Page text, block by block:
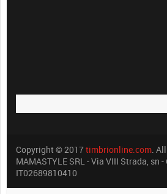
Copyright © 2017timbrionline.com .
MAMASTYLE SRL - Via VIII Strada, sn
IT02689810410